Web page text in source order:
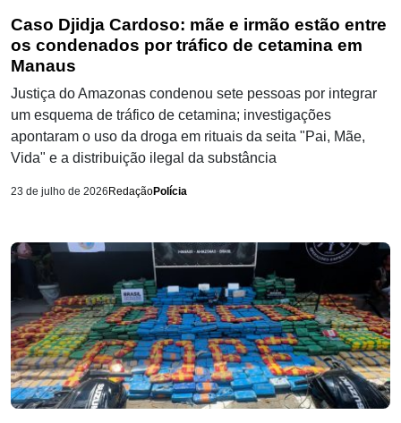
Caso Djidja Cardoso: mãe e irmão estão entre
os condenados por tráfico de cetamina em
Manaus
Justiça do Amazonas condenou sete pessoas por integrar
um esquema de tráfico de cetamina; investigações
apontaram o uso da droga em rituais da seita "Pai, Mãe,
Vida" e a distribuição ilegal da substância
23 de julho de 2026 RedaçãoPolícia